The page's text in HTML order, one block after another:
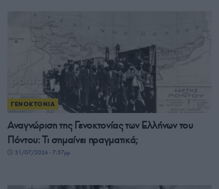
ΓΕΝΟΚΤΟΝΙΑ
Αναγνώριση της Γενοκτονίας των Ελλήνων του
Πόντου: Τι σημαίνει πραγματικά;
31/07/2026 - 7:57μμ